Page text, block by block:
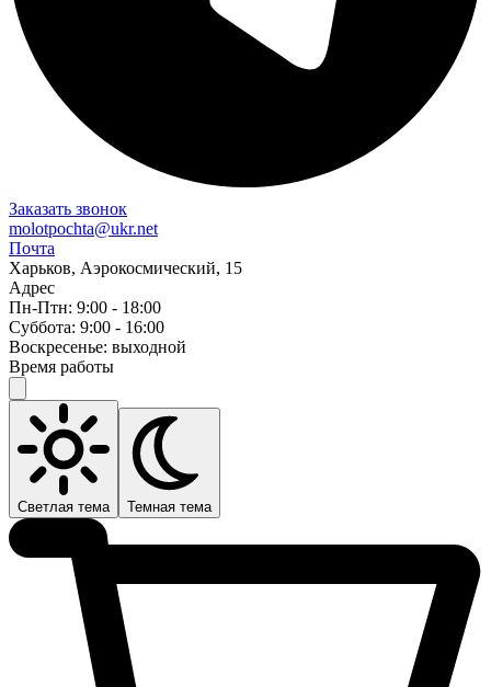
Заказать звонок
molotpochta@ukr.net
Почта
Харьков, Аэрокосмический, 15
Адрес
Пн-Птн: 9:00 - 18:00
Суббота: 9:00 - 16:00
Воскресенье: выходной
Время работы
Светлая тема Темная тема